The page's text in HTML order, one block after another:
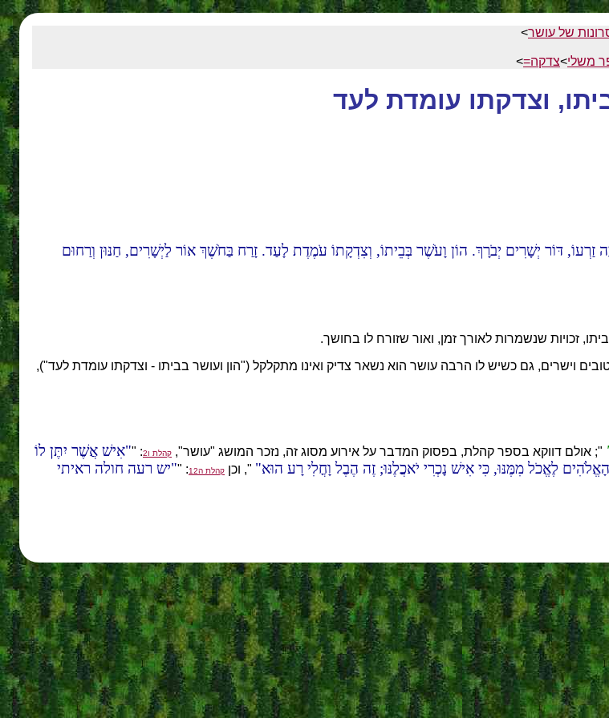
של עושר>
משלי>צדקה=>
וצדקתו עומדת לעד
דּוֹר יְשָׁרִים יְבֹרָךְ. הוֹן וָעֹשֶׁר בְּבֵיתוֹ, וְצִדְקָתוֹ עֹמֶדֶת לָעַד. זָרַח בַּחֹשֶׁךְ אוֹר לַיְשָׁרִים, חַנּוּן וְרַחוּם
זכויות שנשמרות לאורך זמן, ואור שזורח לו בחושך.
וישרים, גם כשיש לו הרבה עושר הוא נשאר צדיק ואינו מתקלקל ("הון ועושר בביתו - וצדקתו עומדת לעד"),
"; אולם דווקא בספר קהלת, בפסוק המדבר על אירוע מסוג זה, נזכר המושג "עושר", קהלת ו2 : " אִישׁ אֲשֶׁר יִתֶּן לוֹ
לֶאֱכֹל מִמֶּנּוּ, כִּי אִישׁ נָכְרִי יֹאכֲלֶנּוּ; זֶה הֶבֶל וָחֳלִי רָע הוּא ", וכן קהלת ה12 : " יש רעה חולה ראיתי